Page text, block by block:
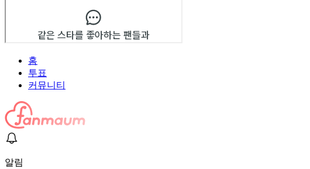
홈
투표
커뮤니티
알림